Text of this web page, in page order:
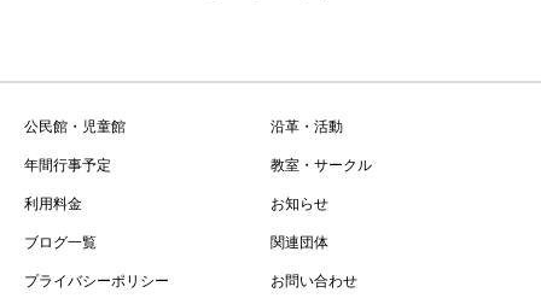
公民館・児童館 沿革・活動
年間行事予定 教室・サークル
利用料金 お知らせ
ブログ一覧 関連団体
プライバシーポリシー お問い合わせ